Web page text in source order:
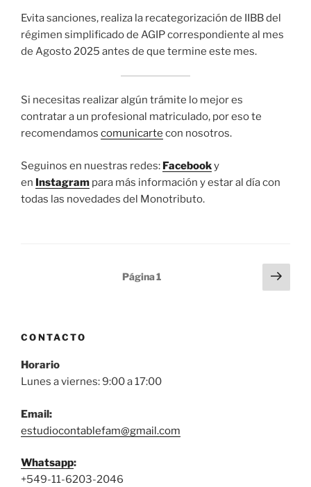
Evita sanciones, realiza la recategorización de IIBB del
régimen simplificado de AGIP correspondiente al mes
de Agosto 2025 antes de que termine este mes.
Si necesitas realizar algún trámite lo mejor es
contratar a un profesional matriculado, por eso te
recomendamos comunicarte con nosotros.
Seguinos en nuestras redes: Facebooky
en Instagram para más información y estar al día con
todas las novedades del Monotributo.
Página1
CONTACTO
Horario
Lunes a viernes: 9:00 a 17:00
Email:
estudiocontablefam@gmail.com
Whatsapp:
+549-11-6203-2046